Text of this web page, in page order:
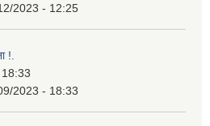
2023 - 12:25
!.
2023 - 18:33